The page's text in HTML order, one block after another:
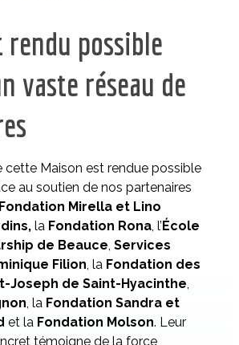
possible
vaste réseau de
cette Maison est rendue possible
au soutien de nos partenaires
Fondation Mirella et Lino
la Fondation Rona , l’École
de Beauce Services
Filion , la Fondation des
Joseph de Saint-Hyacinthe
, la Fondation Sandra et
et la Fondation Molson. Leur
témoigne de la force